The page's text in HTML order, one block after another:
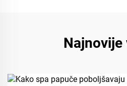
Najnovije